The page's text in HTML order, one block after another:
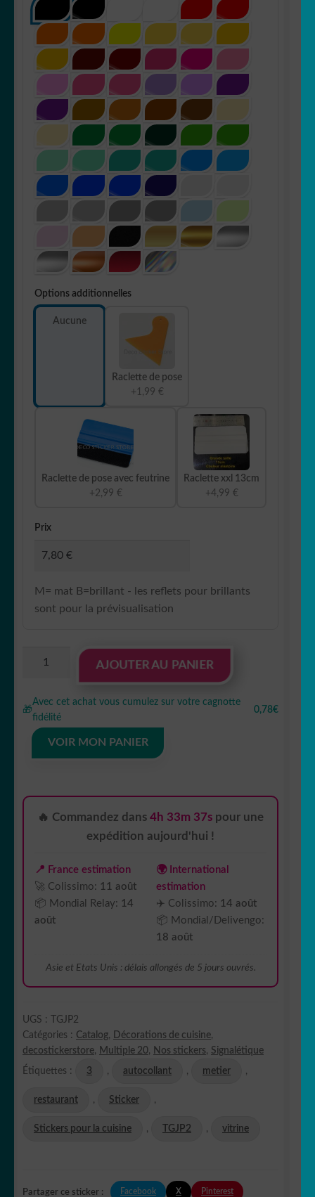
Options additionnelles
Aucune
Raclette de pose
+1,99 €
Raclette de pose avec feutrine
+2,99 €
Raclette xxl 13cm
+4,99 €
Prix
M= mat B=brillant - les reflets pour brillants
sont pour la prévisualisation
autocollant
restaurant
métier
TGJP2
AJOUTER AU PANIER
🎁
Avec cet achat vous cumulez sur votre cagnotte
fidélité
0,78€
VOIR MON PANIER
🔥 Commandez dans 4h 33m 36s pour une
expédition aujourd'hui !
📍 France estimation
🚀 Colissimo: 11 août
📦 Mondial Relay: 14
août
🌍 International
estimation
✈️ Colissimo: 14 août
📦 Mondial/Delivengo:
18 août
Asie et Etats Unis : délais allongés de 5 jours ouvrés.
UGS :
TGJP2
Catégories : Catalog, Décorations de cuisine,
decostickerstore, Multiple 20, Nos stickers, Signalétique
Étiquettes : 3 , autocollant , metier ,
restaurant , Sticker ,
Stickers pour la cuisine , TGJP2 , vitrine
Partager ce sticker : Facebook X Pinterest